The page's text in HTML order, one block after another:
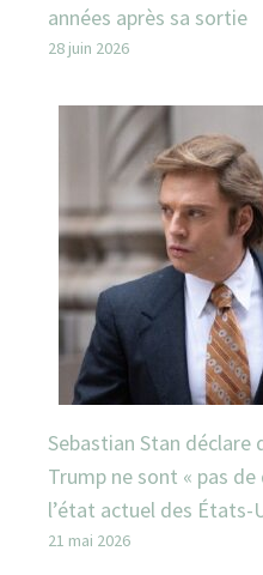
années après sa sortie
28 juin 2026
Sebastian Stan déclare
Trump ne sont « pas
l’état actuel des États-
21 mai 2026